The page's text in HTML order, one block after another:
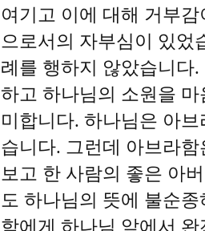
여기고 이에 대해 거부
으로서의 자부심이 있었
례를 행하지 않았습니다
하고 하나님의 소원을
미합니다. 하나님은 아
습니다. 그런데 아브라
보고 한 사람의 좋은 아
도 하나님의 뜻에 불순
함에게 하나님 앞에서